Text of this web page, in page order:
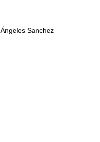
Sanchez